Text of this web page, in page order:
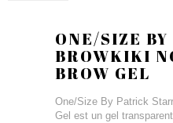
ONE/SIZE
BROWKIKI
BROW GEL
One/Size By Patrick
Gel est un gel